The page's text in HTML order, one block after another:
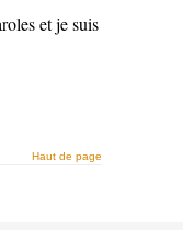
et je suis
Haut de page